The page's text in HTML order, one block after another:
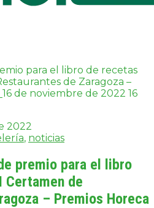
para el libro de recetas
de Zaragoza –
16 de noviembre de 2022 16
2022
, noticias
premio para el libro
Certamen de
– Premios Horeca